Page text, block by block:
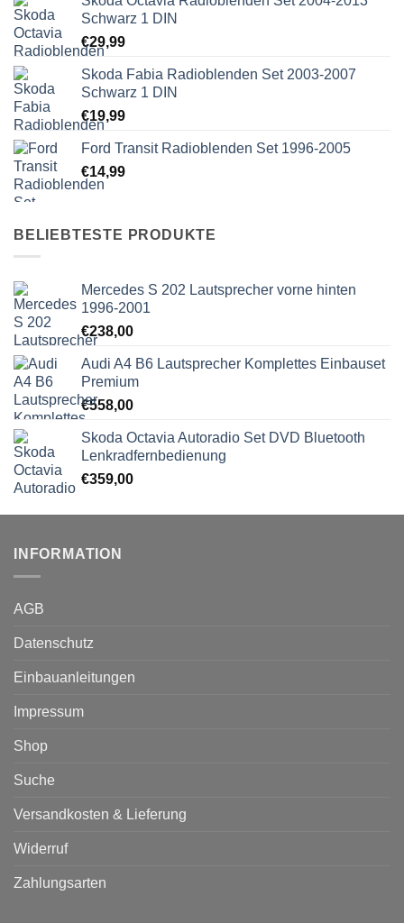
Schwarz 1 DIN
€29,99
Skoda Fabia Radioblenden Set 2003-2007
Schwarz 1 DIN
€19,99
Ford Transit Radioblenden Set 1996-2005
€14,99
BELIEBTESTE PRODUKTE
Mercedes S 202 Lautsprecher vorne hinten
1996-2001
€238,00
Audi A4 B6 Lautsprecher Komplettes Einbauset
Premium
€558,00
Skoda Octavia Autoradio Set DVD Bluetooth
Lenkradfernbedienung
€359,00
INFORMATION
AGB
Datenschutz
Einbauanleitungen
Impressum
Shop
Suche
Versandkosten & Lieferung
Widerruf
Zahlungsarten